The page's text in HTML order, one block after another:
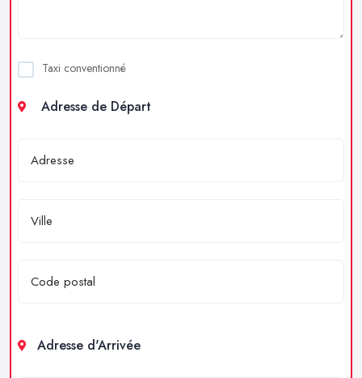
Taxi conventionné
Adresse de Départ
Adresse d'Arrivée